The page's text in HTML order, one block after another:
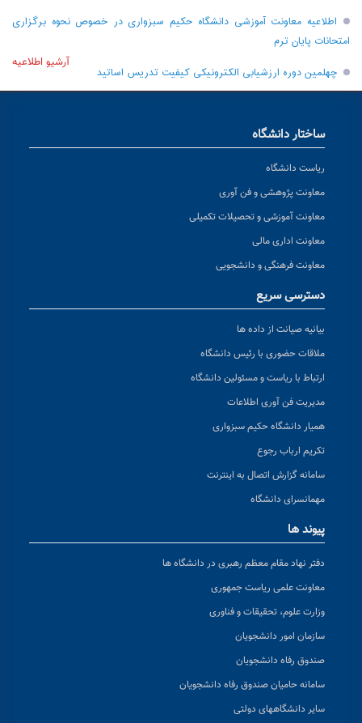
اطلاعیه معاونت آموزشی دانشگاه حکیم سبزواری در خصوص نحوه برگزاری
امتحانات پایان ترم
چهلمین دوره ارزشیابی الکترونیکی کیفیت تدریس اساتید
آرشیو اطلاعیه
ساختار دانشگاه
ریاست دانشگاه
معاونت پژوهشی و فن آوری
معاونت آموزشی و تحصیلات تکمیلی
معاونت اداری مالی
معاونت فرهنگی و دانشجویی
دسترسی سریع
بیانیه صیانت از داده ها
ملاقات حضوری با رئیس دانشگاه
ارتباط با ریاست و مسئولین دانشگاه
مدیریت فن آوری اطلاعات
همیار دانشگاه حکیم سبزواری
تکریم ارباب رجوع
سامانه گزارش اتصال به اینترنت
مهمانسرای دانشگاه
پیوند ها
دفتر نهاد مقام معظم رهبری در دانشگاه ها
معاونت علمی ریاست جمهوری
وزارت علوم، تحقیقات و فناوری
سازمان امور دانشجویان
صندوق رفاه دانشجویان
سامانه حامیان صندوق رفاه دانشجویان
سایر دانشگاههای دولتی